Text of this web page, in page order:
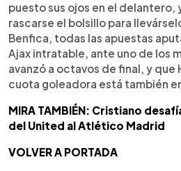
puesto sus ojos en el delantero,
rascarse el bolsillo para
Benfica, todas las apuestas
Ajax intratable, ante uno de los
avanzó a octavos de final, y que
cuota goleadora está también
MIRA TAMBIÉN: Cristiano
del United al Atlético Madrid
VOLVER A PORTADA